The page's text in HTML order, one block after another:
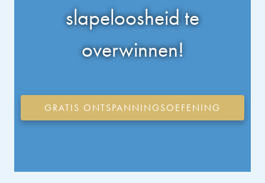
slapeloosheid te
overwinnen!
GRATIS ONTSPANNINGSOEFENING